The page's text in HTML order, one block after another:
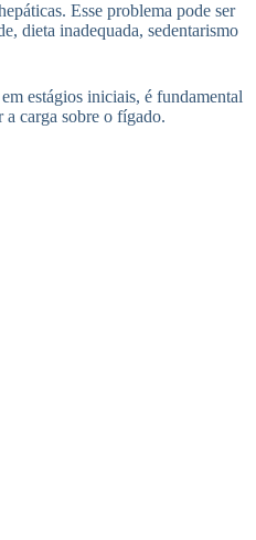
Esse problema pode ser
dieta inadequada, sedentarismo
estágios iniciais, é fundamental
carga sobre o fígado.